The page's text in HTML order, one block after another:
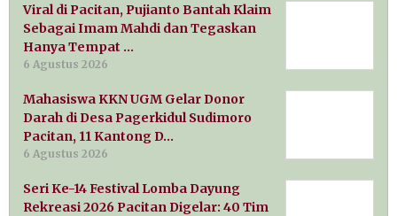
Viral di Pacitan, Pujianto Bantah Klaim
Sebagai Imam Mahdi dan Tegaskan
Hanya Tempat …
6 Agustus 2026
Mahasiswa KKN UGM Gelar Donor
Darah di Desa Pagerkidul Sudimoro
Pacitan, 11 Kantong D…
6 Agustus 2026
Seri Ke-14 Festival Lomba Dayung
Rekreasi 2026 Pacitan Digelar: 40 Tim